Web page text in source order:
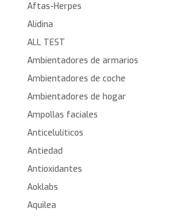
Aftas-Herpes
Alidina
ALL TEST
Ambientadores de armarios
Ambientadores de coche
Ambientadores de hogar
Ampollas faciales
Anticelulíticos
Antiedad
Antioxidantes
Aoklabs
Aquilea